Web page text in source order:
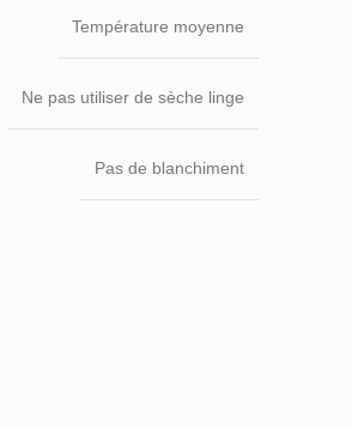
Température moyenne
Ne pas utiliser de sèche linge
Pas de blanchiment